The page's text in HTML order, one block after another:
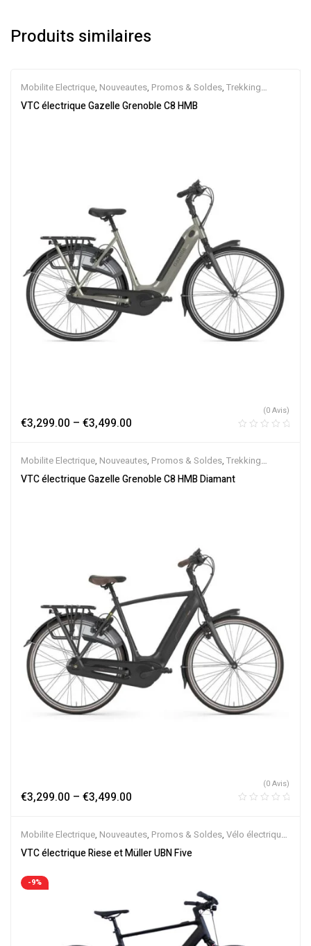
Produits similaires
Mobilite Electrique, Nouveautes, Promos & Soldes, Trekking
électrique,Vélo électrique ville,Velos Electriques
VTC électrique Gazelle Grenoble C8 HMB
€3,299.00 – €3,499.00
(0 Avis)
Mobilite Electrique, Nouveautes, Promos & Soldes, Trekking
électrique,Vélo électrique ville,Velos Electriques,VTC Electrique
VTC électrique Gazelle Grenoble C8 HMB Diamant
€3,299.00 – €3,499.00
(0 Avis)
Mobilite Electrique, Nouveautes, Promos & Soldes, Vélo électrique
ville,Velos Electriques, VTC Electrique
VTC électrique Riese et Müller UBN Five
-9%